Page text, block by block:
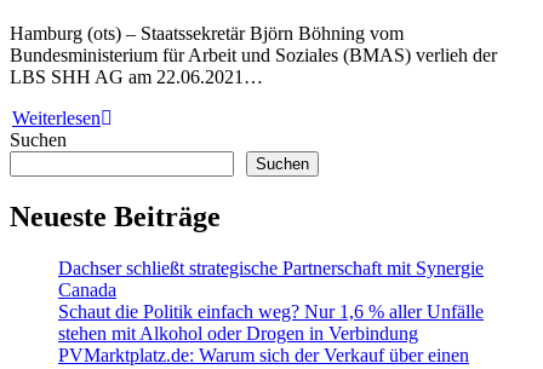
Hamburg (ots) – Staatssekretär Björn Böhning vom
Bundesministerium für Arbeit und Soziales (BMAS) verlieh der
LBS SHH AG am 22.06.2021…
Weiterlesen
Suchen
Suchen
Neueste Beiträge
Dachser schließt strategische Partnerschaft mit Synergie
Canada
Schaut die Politik einfach weg? Nur 1,6 % aller Unfälle
stehen mit Alkohol oder Drogen in Verbindung
PVMarktplatz.de: Warum sich der Verkauf über einen